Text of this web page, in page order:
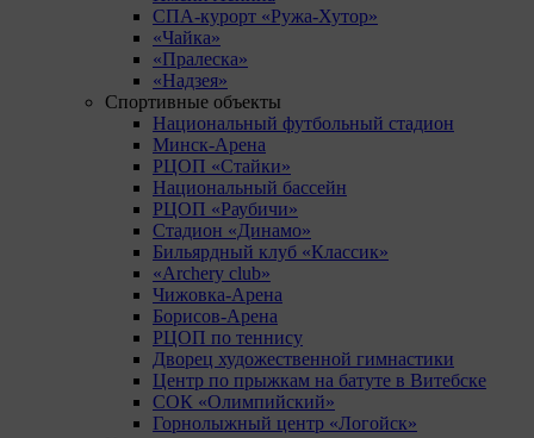
СПА-курорт «Ружа-Хутор»
«Чайка»
«Пралеска»
«Надзея»
Спортивные объекты
Национальный футбольный стадион
Минск-Арена
РЦОП «Стайки»
Национальный бассейн
РЦОП «Раубичи»
Стадион «Динамо»
Бильярдный клуб «Классик»
«Archery club»
Чижовка-Арена
Борисов-Арена
РЦОП по теннису
Дворец художественной гимнастики
Центр по прыжкам на батуте в Витебске
СОК «Олимпийский»
Горнолыжный центр «Логойск»